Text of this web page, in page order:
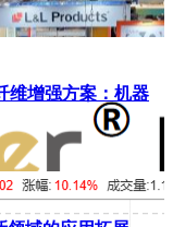
维增强方案：机器